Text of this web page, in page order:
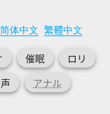
简体中文 繁體中文
催眠 ロリ
アナル